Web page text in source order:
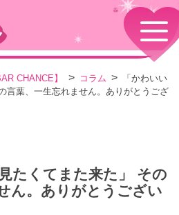
ページ
ンセプト
ニュー・料金
CHANCE】 コラム
「かわいい
言葉、一生忘れません。ありがとうござ
たくてまた来た」 その
ん。ありがとうござい